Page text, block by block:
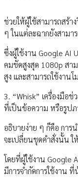
ช่วยให้ผู้ใช้สามารถสร้า
ๆ ในแต่ละฉากยังสามา
ซึ่งผู้ใช้งาน Google AI
คมชัดสูงสุด 1080p สา
สูง และสามารถใช้งาน
3. “Whisk” เครื่องมือ
ที่เป็นข้อความ หรือรูป
อธิบายง่าย ๆ ก็คือ กา
จะเปลี่ยนชุดคำสั่งนั้น ใ
โดยที่ผู้ใช้งาน Google
มีการจำกัดการใช้งาน